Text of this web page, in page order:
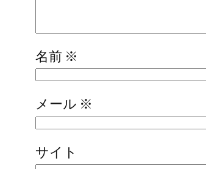
名前 ※
メール ※
サイト